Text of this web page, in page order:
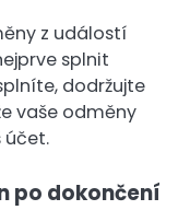
z událostí
splnit
dodržujte
vaše odměny
účet.
po dokončení